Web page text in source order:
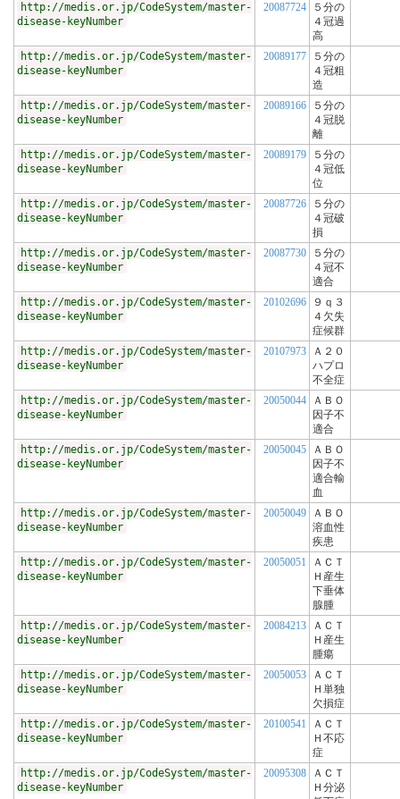
http://medis.or.jp/CodeSystem/master-
disease-keyNumber
20087724
５分の
４冠過
高
http://medis.or.jp/CodeSystem/master-
disease-keyNumber
20089177
５分の
４冠粗
造
http://medis.or.jp/CodeSystem/master-
disease-keyNumber
20089166
５分の
４冠脱
離
http://medis.or.jp/CodeSystem/master-
disease-keyNumber
20089179
５分の
４冠低
位
http://medis.or.jp/CodeSystem/master-
disease-keyNumber
20087726
５分の
４冠破
損
http://medis.or.jp/CodeSystem/master-
disease-keyNumber
20087730
５分の
４冠不
適合
http://medis.or.jp/CodeSystem/master-
disease-keyNumber
20102696
９ｑ３
４欠失
症候群
http://medis.or.jp/CodeSystem/master-
disease-keyNumber
20107973
Ａ２０
ハプロ
不全症
http://medis.or.jp/CodeSystem/master-
disease-keyNumber
20050044
ＡＢＯ
因子不
適合
http://medis.or.jp/CodeSystem/master-
disease-keyNumber
20050045
ＡＢＯ
因子不
適合輸
血
http://medis.or.jp/CodeSystem/master-
disease-keyNumber
20050049
ＡＢＯ
溶血性
疾患
http://medis.or.jp/CodeSystem/master-
disease-keyNumber
20050051
ＡＣＴ
Ｈ産生
下垂体
腺腫
http://medis.or.jp/CodeSystem/master-
disease-keyNumber
20084213
ＡＣＴ
Ｈ産生
腫瘍
http://medis.or.jp/CodeSystem/master-
disease-keyNumber
20050053
ＡＣＴ
Ｈ単独
欠損症
http://medis.or.jp/CodeSystem/master-
disease-keyNumber
20100541
ＡＣＴ
Ｈ不応
症
http://medis.or.jp/CodeSystem/master-
disease-keyNumber
20095308
ＡＣＴ
Ｈ分泌